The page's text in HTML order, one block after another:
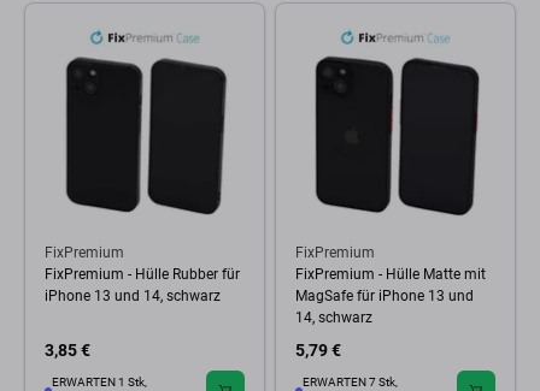
FixPremium
FixPremium - Hülle Rubber für
iPhone 13 und 14, schwarz
3,85 €
ERWARTEN 1 Stk,
FixPremium
FixPremium - Hülle Matte mit
MagSafe für iPhone 13 und
14, schwarz
5,79 €
ERWARTEN 7 Stk,